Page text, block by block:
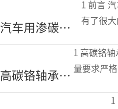
汽车用渗碳淬
火齿轮热处理
1 前言 汽车用渗碳淬火齿轮，为了满足高功能、高品质、量产和低成本的要求而
有了很
高碳铬轴承钢
性能及热处理
1 高碳铬轴承钢性能要求 轴承多在
量要求严格
1 前言 第三代